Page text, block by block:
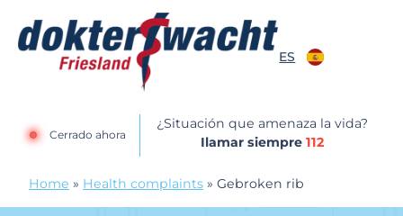
ES
Cerrado ahora
¿Situación que amenaza la vida?
Ilamar siempre 112
Home » Health complaints » Gebroken rib